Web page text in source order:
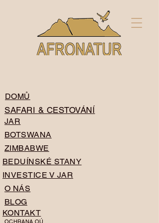
DOMŮ
SAFARI & CESTOVÁNÍ
JAR
BOTSWANA
ZIMBABWE
BEDUÍNSKÉ STANY
INVESTICE V JAR
O NÁS
BLOG
KONTAKT
OCHRANA OÚ